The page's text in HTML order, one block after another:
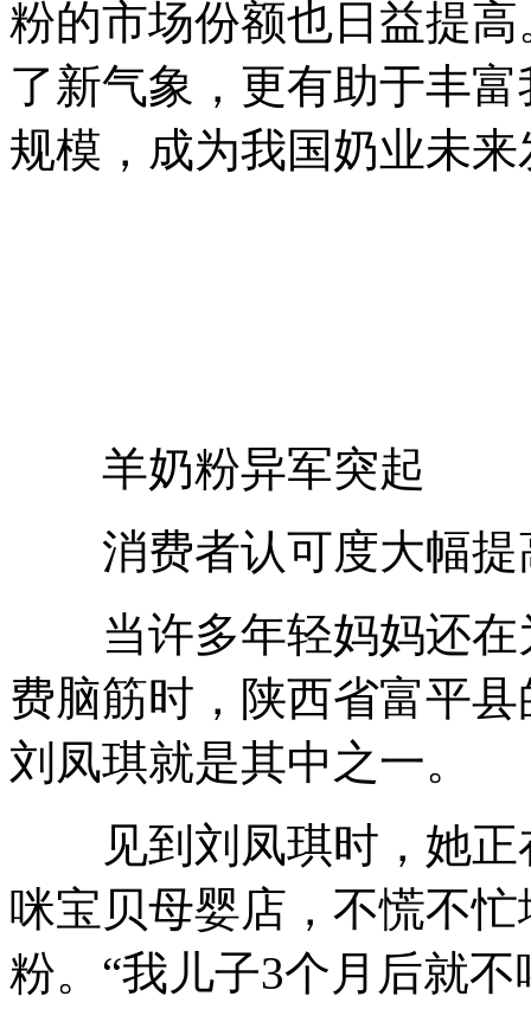
粉的市场份额也日益提
了新气象，更有助于丰
规模，成为我国奶业未
羊奶粉异军突起
消费者认可度大幅提
当许多年轻妈妈还在
费脑筋时，陕西省富平
刘凤琪就是其中之一。
见到刘凤琪时，她正
咪宝贝母婴店，不慌不
粉。“我儿子3个月后就